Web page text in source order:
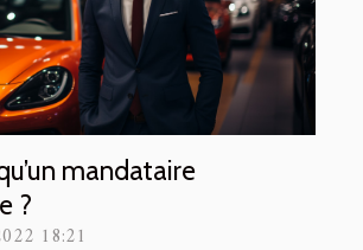
mandataire
?
18:21